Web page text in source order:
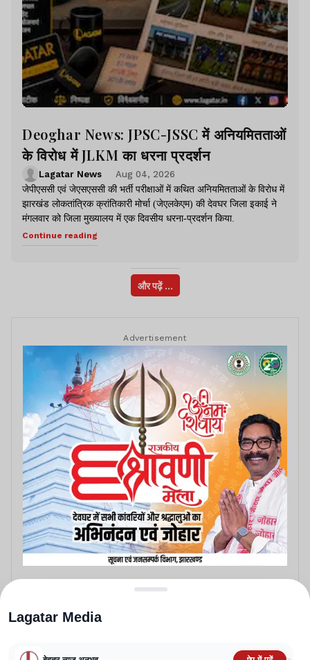
Deoghar News: JPSC-JSSC में अनियमितताओं
के विरोध में JLKM का धरना प्रदर्शन
Lagatar News
Aug 04, 2026
जेपीएससी एवं जेएसएससी की भर्ती परीक्षाओं में कथित अनियमितताओं के विरोध में
झारखंड लोकतांत्रिक क्रांतिकारी मोर्चा (जेएलकेएम) की देवघर जिला इकाई ने
मंगलवार को जिला मुख्यालय में एक दिवसीय धरना-प्रदर्शन किया.
Continue reading
और पढ़ें ...
Advertisement
Lagatar Media